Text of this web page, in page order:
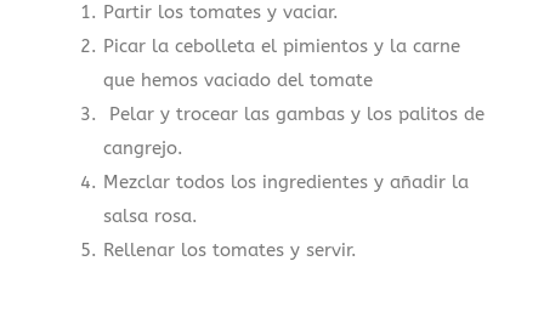
Partir los tomates y vaciar.
Picar la cebolleta el pimientos y la carne
que hemos vaciado del tomate
Pelar y trocear las gambas y los palitos de
cangrejo.
Mezclar todos los ingredientes y añadir la
salsa rosa.
Rellenar los tomates y servir.